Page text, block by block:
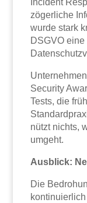
Incident
zögerliche
wurde stark
DSGVO
Security
Tests, die
nützt nichts,
umgeht.
Ausblick:
Die